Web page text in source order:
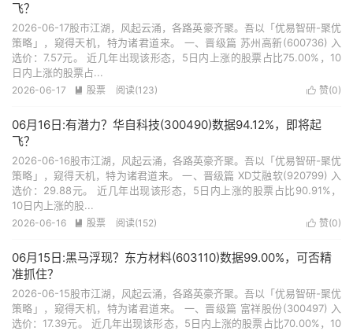
飞？
2026-06-17股市江湖，风起云涌，各路英豪齐聚。吾以「优易智研-聚优
策略」，窥得天机，特为诸君道来。 一、晋级篇 苏州高新(600736) 入
选价：7.57元。 近几年出现该形态，5日内上涨的股票占比75.00%，10
日内上涨的股票占...
 赞(0)
2026-06-17  股票 阅读(123)
06月16日:有潜力？华自科技(300490)数据94.12%，即将起
飞？
2026-06-16股市江湖，风起云涌，各路英豪齐聚。吾以「优易智研-聚优
策略」，窥得天机，特为诸君道来。 一、晋级篇 XD艾融软(920799) 入
选价：29.88元。 近几年出现该形态，5日内上涨的股票占比90.91%，
10日内上涨的股...
 赞(0)
2026-06-16  股票 阅读(152)
06月15日:黑马浮现？东方材料(603110)数据99.00%，可否精
准抓住？
2026-06-15股市江湖，风起云涌，各路英豪齐聚。吾以「优易智研-聚优
策略」，窥得天机，特为诸君道来。 一、晋级篇 富祥股份(300497) 入
选价：17.39元。 近几年出现该形态，5日内上涨的股票占比70.00%，10